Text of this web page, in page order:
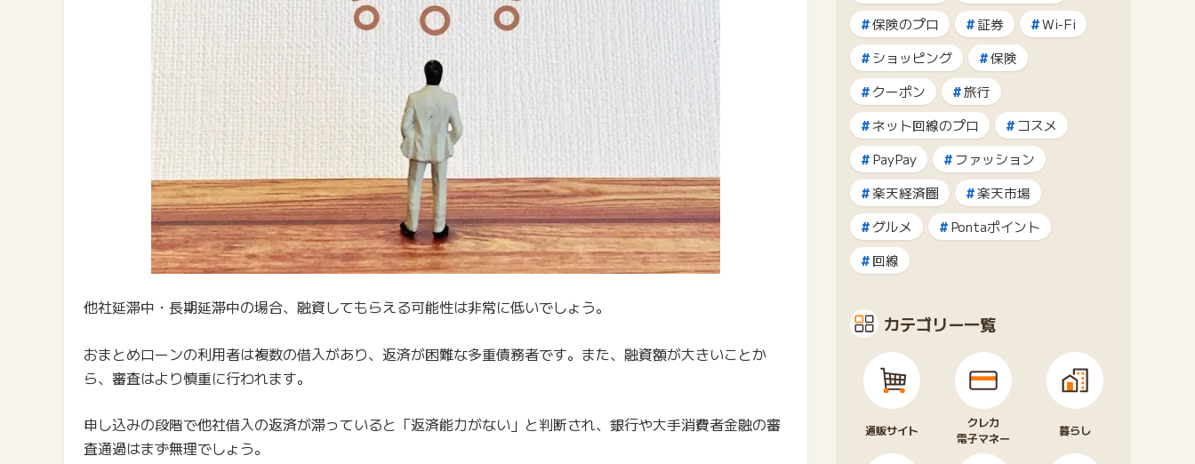
他社延滞中・長期延滞中の場合、融資してもらえる可能性は非常に低いでしょう。
おまとめローンの利用者は複数の借入があり、返済が困難な多重債務者です。また、融資額が大きいことか
ら、審査はより慎重に行われます。
申し込みの段階で他社借入の返済が滞っていると「返済能力がない」と判断され、銀行や大手消費者金融の審
査通過はまず無理でしょう。
保険のプロ
証券
Wi-Fi
ショッピング
保険
クーポン
旅行
ネット回線のプロ
コスメ
PayPay
ファッション
楽天経済圏
楽天市場
グルメ
Pontaポイント
回線
カテゴリー一覧
通販サイト
クレカ
電子マネー
暮らし